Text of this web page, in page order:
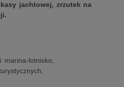
jachtowej, zrzutek na
lotnisko,